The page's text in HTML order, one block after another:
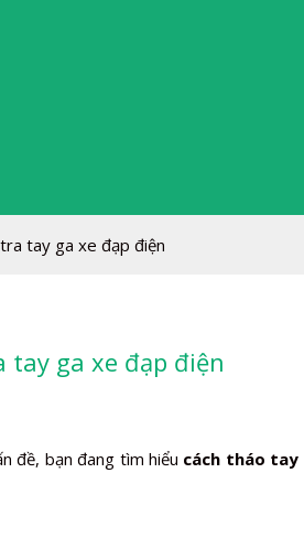
tay ga xe đạp điện
tay ga xe đạp điện
đề, bạn đang tìm hiểu cách tháo tay